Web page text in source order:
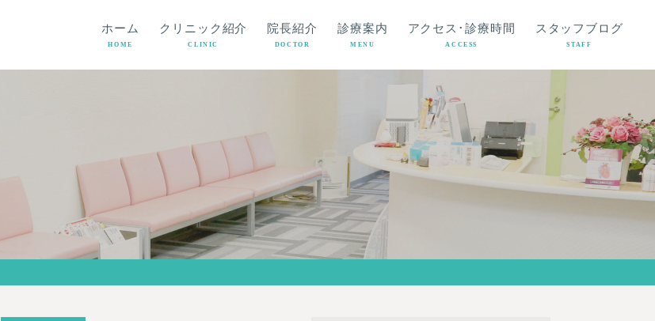
ホーム
HOME
クリニック紹介
CLINIC
院長紹介
DOCTOR
診療案内
MENU
アクセス･診療時間
ACCESS
スタッフブログ
STAFF